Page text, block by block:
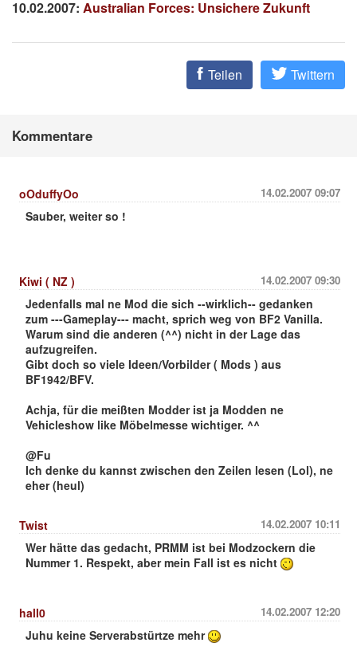
10.02.2007: Australian Forces: Unsichere Zukunft
Teilen Twittern
Kommentare
14.02.2007 09:07
oOduffyOo
Sauber, weiter so !
14.02.2007 09:30
Kiwi ( NZ )
Jedenfalls mal ne Mod die sich --wirklich-- gedanken
zum ---Gameplay--- macht, sprich weg von BF2 Vanilla.
Warum sind die anderen (^^) nicht in der Lage das
aufzugreifen.
Gibt doch so viele Ideen/Vorbilder ( Mods ) aus
BF1942/BFV.
Achja, für die meißten Modder ist ja Modden ne
Vehicleshow like Möbelmesse wichtiger. ^^
@Fu
Ich denke du kannst zwischen den Zeilen lesen (Lol), ne
eher (heul)
14.02.2007 10:11
Twist
Wer hätte das gedacht, PRMM ist bei Modzockern die
Nummer 1. Respekt, aber mein Fall ist es nicht
14.02.2007 12:20
hall0
Juhu keine Serverabstürtze mehr